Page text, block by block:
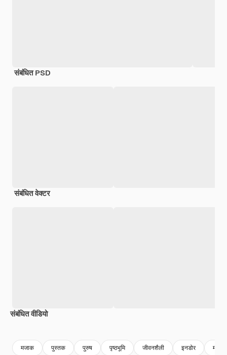
संबंधित PSD
संबंधित वेक्टर
संबंधित वीडियो
मजाक पुस्तक पुरुष पृष्ठभूमि जीवनशैली इनडोर महिला